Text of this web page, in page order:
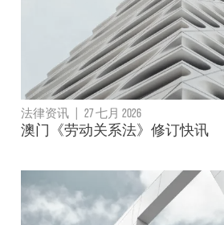
法律资讯 | 27 七月 2026
澳门《劳动关系法》修订快讯